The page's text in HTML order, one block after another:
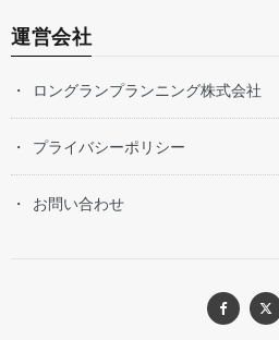
運営会社
ロングランプランニング株式会社
プライバシーポリシー
お問い合わせ